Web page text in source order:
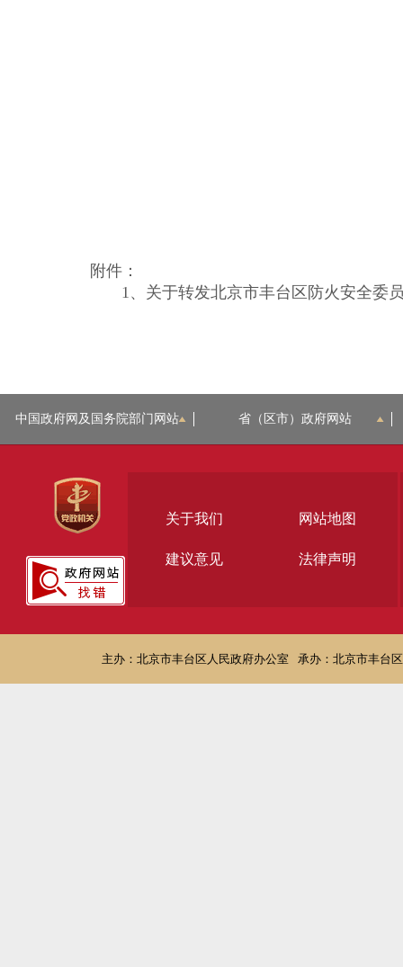
附件：
1、 关于转发北京市丰台区防火安全委
中国政府网及国务院部门网站 省（区市）政府网站
关于我们 网站地图
建议意见 法律声明
主办：北京市丰台区人民政府办公室 承办：北京市丰台